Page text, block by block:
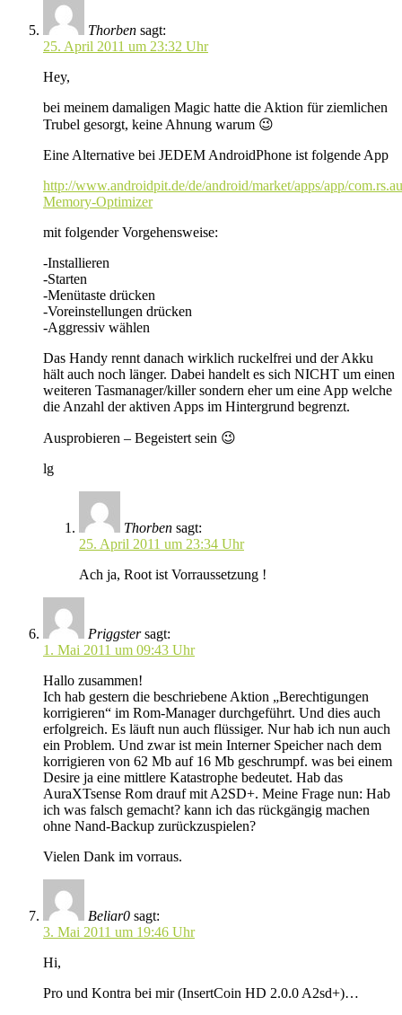
Thorben sagt:
25. April 2011 um 23:32 Uhr
Hey,
bei meinem damaligen Magic hatte die Aktion für ziemlichen
Trubel gesorgt, keine Ahnung warum 😉
Eine Alternative bei JEDEM AndroidPhone ist folgende App
http://www.androidpit.de/de/android/market/apps/app/
Memory-Optimizer
mit folgender Vorgehensweise:
-Installieren
-Starten
-Menütaste drücken
-Voreinstellungen drücken
-Aggressiv wählen
Das Handy rennt danach wirklich ruckelfrei und der Akku
hält auch noch länger. Dabei handelt es sich NICHT um einen
weiteren Tasmanager/killer sondern eher um eine App welche
die Anzahl der aktiven Apps im Hintergrund begrenzt.
Ausprobieren – Begeistert sein 😉
lg
Thorben sagt:
25. April 2011 um 23:34 Uhr
Ach ja, Root ist Vorraussetzung !
Priggster sagt:
1. Mai 2011 um 09:43 Uhr
Hallo zusammen!
Ich hab gestern die beschriebene Aktion „Berechtigungen
korrigieren“ im Rom-Manager durchgeführt. Und dies auch
erfolgreich. Es läuft nun auch flüssiger. Nur hab ich nun auch
ein Problem. Und zwar ist mein Interner Speicher nach dem
korrigieren von 62 Mb auf 16 Mb geschrumpf. was bei einem
Desire ja eine mittlere Katastrophe bedeutet. Hab das
AuraXTsense Rom drauf mit A2SD+. Meine Frage nun: Hab
ich was falsch gemacht? kann ich das rückgängig machen
ohne Nand-Backup zurückzuspielen?
Vielen Dank im vorraus.
Beliar0 sagt:
3. Mai 2011 um 19:46 Uhr
Hi,
Pro und Kontra bei mir (InsertCoin HD 2.0.0 A2sd+)…